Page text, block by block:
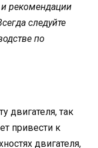
рекомендации
следуйте
по
двигателя, так
привести к
двигателя,